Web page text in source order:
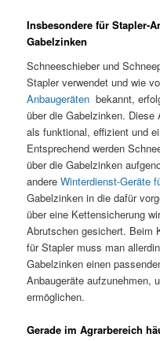
Insbesondere für Stapler-
Gabelzinken
Schneeschieber und
Stapler verwendet und wie
Anbaugeräten bekannt,
über die Gabelzinken.
als funktional, effizient und
Entsprechend werden
über die Gabelzinken
andereWinterdienst-Geräte
Gabelzinken in die dafür
über eine Kettensicherung
Abrutschen gesichert. Beim
für Stapler muss man
Gabelzinken einen
Anbaugeräte aufzunehmen,
ermöglichen.
Gerade im Agrarbereich